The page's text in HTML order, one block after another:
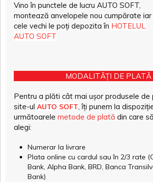
Vino în punctele de lucru AUTO SOFT,
montează anvelopele nou cumpărate iar
cele vechi le poți depozita în HOTELUL
AUTO SOFT
MODALITĂȚI DE PLATĂ
Pentru a plăti cât mai ușor produsele de
site-ul AUTO SOFT, îți punem la
următoarele metode de plată din care să
alegi:
Numerar la livrare
Plata online cu cardul sau în 2/3 rate
Bank, Alpha Bank, BRD, Banca
Bank)